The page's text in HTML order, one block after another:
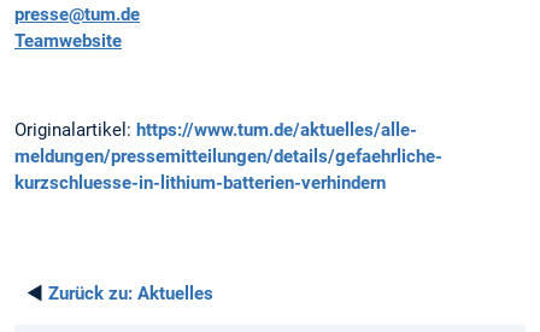
presse@tum.de
Teamwebsite
Originalartikel: https://www.tum.de/aktuelles/alle-
meldungen/pressemitteilungen/details/gefaehrliche-
kurzschluesse-in-lithium-batterien-verhindern
◄ Zurück zu: Aktuelles